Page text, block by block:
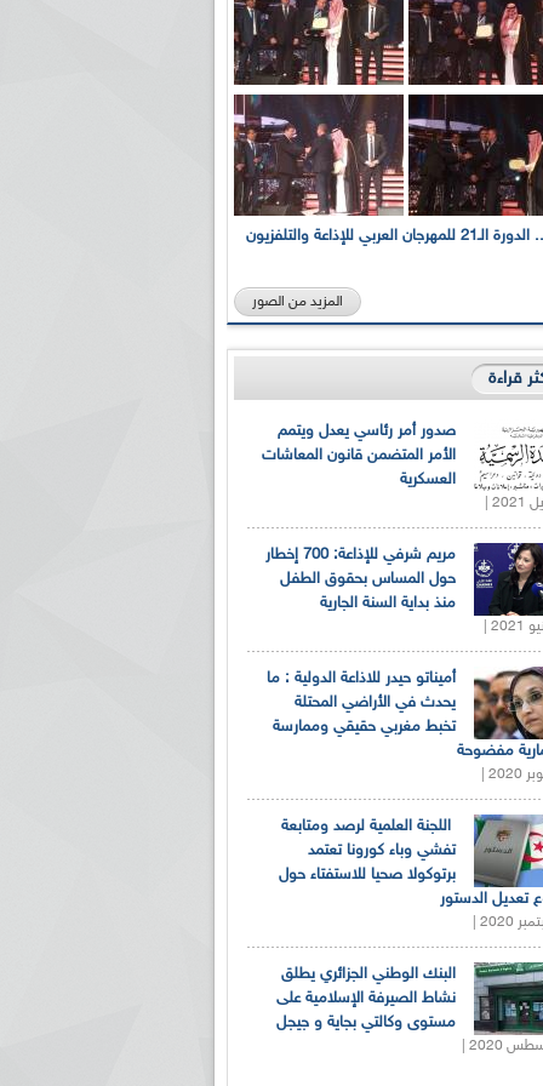
بالصور... الدورة الـ21 للمهرجان العربي للإذاعة والتلفزيون
المزيد من الصور
قراءة
صدور أمر رئاسي يعدل ويتمم
الأمر المتضمن قانون المعاشات
العسكرية
مريم شرفي للإذاعة: 700 إخطار
حول المساس بحقوق الطفل
منذ بداية السنة الجارية
أميناتو حيدر للاذاعة الدولية : ما
يحدث في الأراضي المحتلة
تخبط مغربي حقيقي وممارسة
مفضوحة
اللجنة العلمية لرصد ومتابعة
تفشي وباء كورونا تعتمد
برتوكولا صحيا للاستفتاء حول
تعديل الدستور
البنك الوطني الجزائري يطلق
نشاط الصيرفة الإسلامية على
مستوى وكالتي بجاية و جيجل